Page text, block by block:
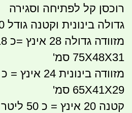
רוכסן קל לפתיחה וסגירה
גדולה בינונית וקטנה גודל 20- 24 - 28 אינץ
75X48X31 סמ'
65X41X29 סמ'
קטנה 20 אינץ = כ 50 ליטר 55X33X26 סמ'